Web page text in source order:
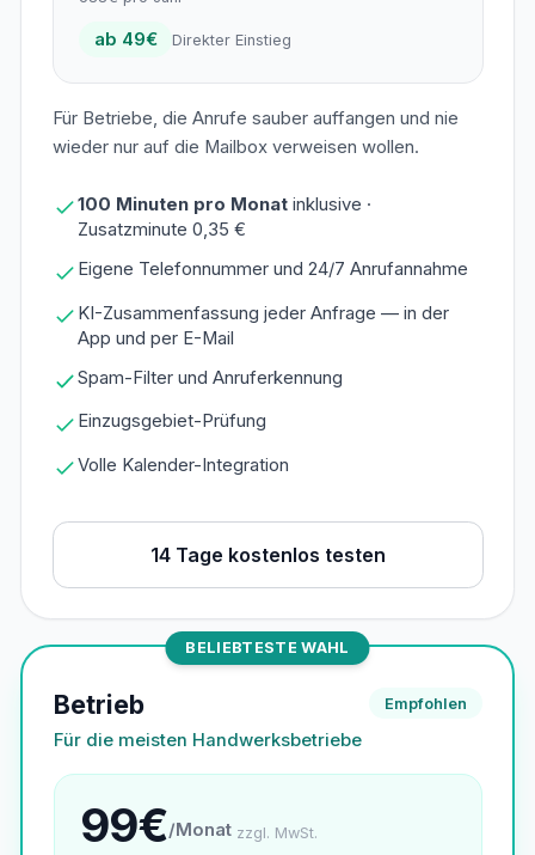
ab 49€ Direkter Einstieg
Für Betriebe, die Anrufe sauber auffangen und nie
wieder nur auf die Mailbox verweisen wollen.
100 Minuten pro Monatinklusive ·
Zusatzminute 0,35 €
Eigene Telefonnummer und 24/7 Anrufannahme
KI-Zusammenfassung jeder Anfrage — in der
App und per E-Mail
Spam-Filter und Anruferkennung
Einzugsgebiet-Prüfung
Volle Kalender-Integration
14 Tage kostenlos testen
BELIEBTESTE WAHL
Betrieb
Für die meisten Handwerksbetriebe
Empfohlen
99€/Monat zzgl. MwSt.